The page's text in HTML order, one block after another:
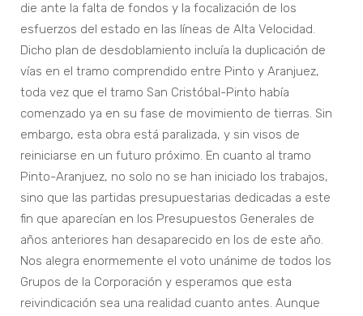
die ante la falta de fondos y la focalización de los
esfuerzos del estado en las líneas de Alta Velocidad.
Dicho plan de desdoblamiento incluía la duplicación de
vías en el tramo comprendido entre Pinto y Aranjuez,
toda vez que el tramo San Cristóbal-Pinto había
comenzado ya en su fase de movimiento de tierras. Sin
embargo, esta obra está paralizada, y sin visos de
reiniciarse en un futuro próximo. En cuanto al tramo
Pinto-Aranjuez, no solo no se han iniciado los trabajos,
sino que las partidas presupuestarias dedicadas a este
fin que aparecían en los Presupuestos Generales de
años anteriores han desaparecido en los de este año.
Nos alegra enormemente el voto unánime de todos los
Grupos de la Corporación y esperamos que esta
reivindicación sea una realidad cuanto antes. Aunque